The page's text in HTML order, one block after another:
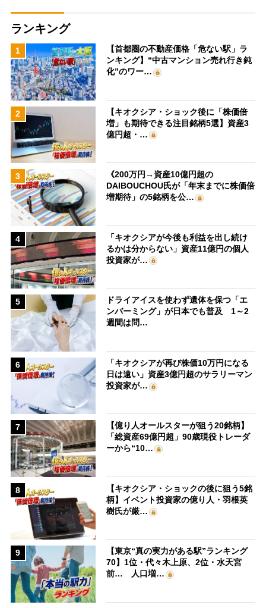
ランキング
1
【首都圏の不動産価格「危ない駅」ラ
ンキング】“中古マンション売れ行き鈍
化”のワー…
2
【キオクシア・ショック後に「株価倍
増」も期待できる注目銘柄5選】資産3
億円超・…
3
《200万円→資産10億円超の
DAIBOUCHOU氏が「年末までに株価倍
増期待」の5銘柄を公…
4
「キオクシアが今後も利益を出し続け
るかは分からない」資産11億円の個人
投資家が…
5
ドライアイスを使わず遺体を保つ「エ
ンバーミング」が日本でも普及 1～2
週間は問…
6
「キオクシアが再び株価10万円になる
日は遠い」資産3億円超のサラリーマン
投資家が…
7
【億り人オールスターが狙う20銘柄】
「総資産69億円超」90歳現役トレーダ
ーから“10…
8
【キオクシア・ショックの後に狙う5銘
柄】イベント投資家の億り人・羽根英
樹氏が厳…
9
【東京“真の実力がある駅”ランキング
70】1位・代々木上原、2位・水天宮
前… 人口増…